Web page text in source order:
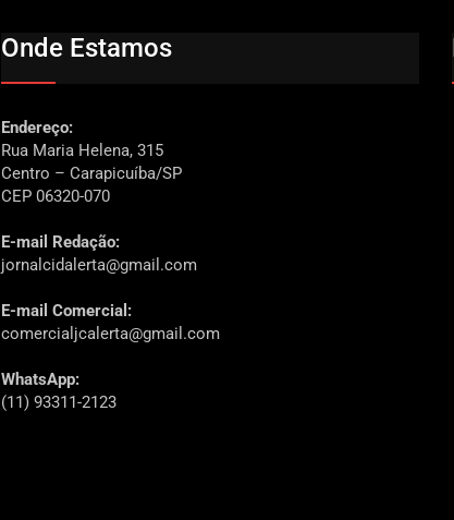
Onde Estamos
Endereço:
Rua Maria Helena, 315
Centro – Carapicuíba/SP
CEP 06320-070
E-mail Redação:
jornalcidalerta@gmail.com
E-mail Comercial:
comercialjcalerta@gmail.com
WhatsApp:
(11) 93311-2123